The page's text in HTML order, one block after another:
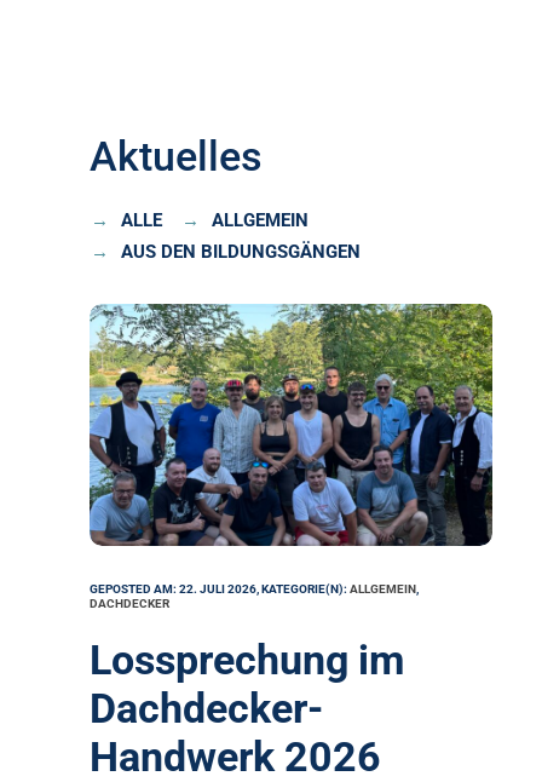
Aktuelles
ALLE
ALLGEMEIN
AUS DEN BILDUNGSGÄNGEN
GEPOSTED AM: 22. JULI 2026, KATEGORIE(N): ALLGEMEIN
DACHDECKER
Lossprechung im
Dachdecker-
Handwerk 2026